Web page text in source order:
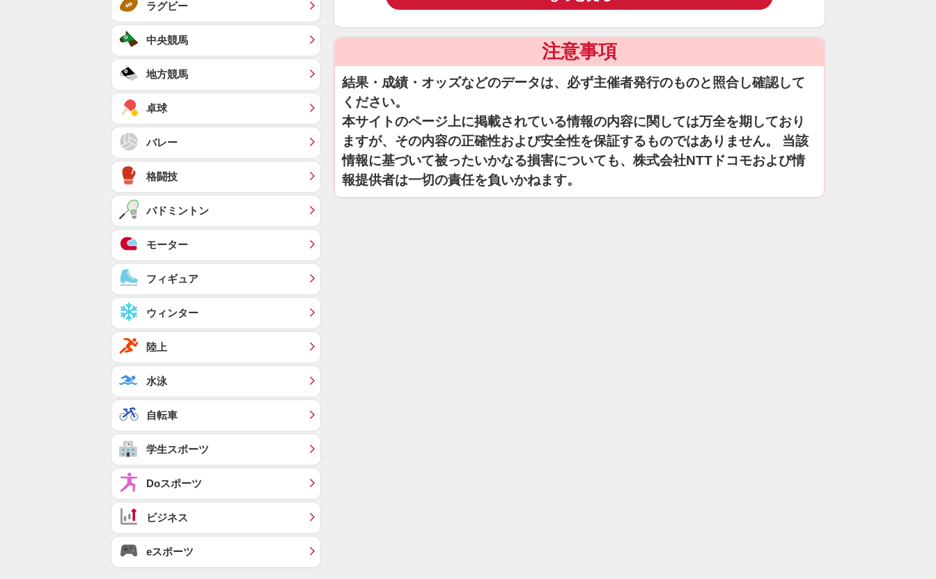
注意事項
結果・成績・オッズなどのデータは、必ず主催者発行のものと照合し確認して
ください。
本サイトのページ上に掲載されている情報の内容に関しては万全を期しており
ますが、その内容の正確性および安全性を保証するものではありません。 当該
情報に基づいて被ったいかなる損害についても、株式会社NTTドコモおよび情
報提供者は一切の責任を負いかねます。
ラグビー
中央競馬
地方競馬
卓球
バレー
格闘技
バドミントン
モーター
フィギュア
ウィンター
陸上
水泳
自転車
学生スポーツ
Doスポーツ
ビジネス
eスポーツ